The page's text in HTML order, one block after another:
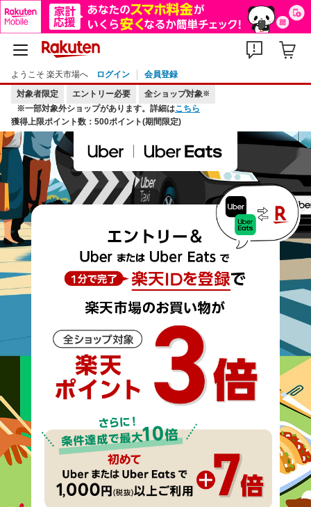
ようこそ 楽天市場へ ログイン
会員登録
対象者限定
エントリー必要 全ショップ対象※
※一部対象外ショップがあります。詳細はこちら
獲得上限ポイント数：500ポイント(期間限定)